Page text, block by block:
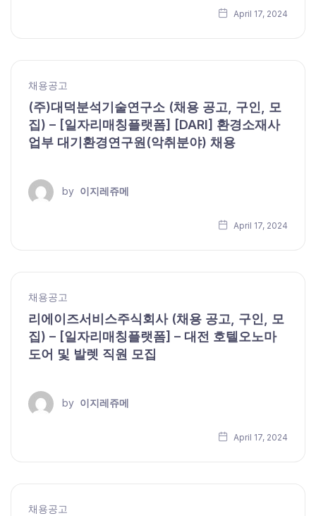
April 17, 2024
채용공고
(주)대덕분석기술연구소 (채용 공고, 구인, 모
집) – [일자리매칭플랫폼] [DARI] 환경소재사
업부 대기환경연구원(악취분야) 채용
by 이지레쥬메
April 17, 2024
채용공고
리에이즈서비스주식회사 (채용 공고, 구인, 모
집) – [일자리매칭플랫폼] – 대전 호텔오노마
도어 및 발렛 직원 모집
by 이지레쥬메
April 17, 2024
채용공고